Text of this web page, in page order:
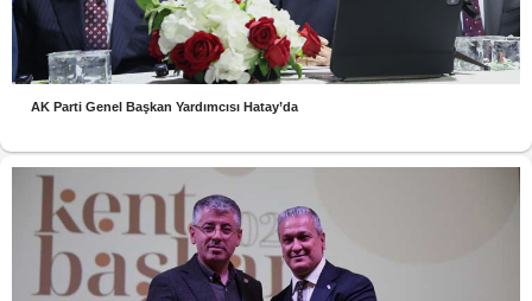
AK Parti Genel Başkan Yardımcısı Hatay’da